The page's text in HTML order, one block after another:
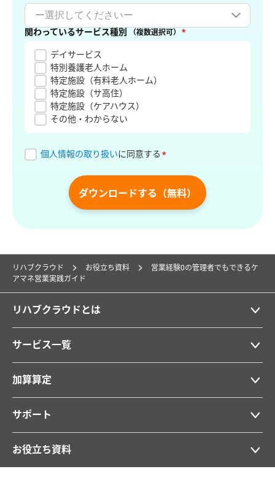
関わっているサービス種別 （複数選択可） *
デイサービス
特別養護老人ホーム
特定施設（有料老人ホーム）
特定施設（サ高住）
特定施設（ケアハウス）
その他・わからない
個人情報の取り扱いに同意する *
ダウンロードする（無料）
リハブクラウド お役立ち資料
営業経験0の管理者でもできるケ
アマネ営業実践ガイド
リハブクラウドとは
サービス一覧
加算算定
サポート
お役立ち資料